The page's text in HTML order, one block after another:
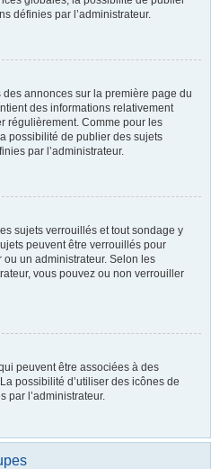
définies par l’administrateur.
annonces sur la première page du
des informations relativement
régulièrement. Comme pour les
possibilité de publier des sujets
par l’administrateur.
sujets verrouillés et tout sondage y
peuvent être verrouillés pour
un administrateur. Selon les
vous pouvez ou non verrouiller
peuvent être associées à des
possibilité d’utiliser des icônes de
par l’administrateur.